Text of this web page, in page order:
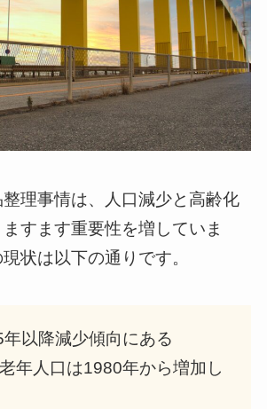
理事情は、人口減少と高齢化
すます重要性を増していま
状は以下の通りです。
年以降減少傾向にある
年人口は1980年から増加し